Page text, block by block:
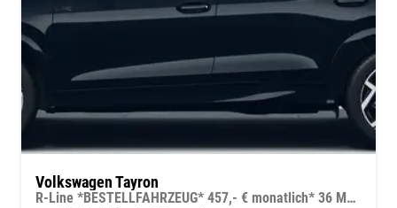
Volkswagen Tayron
R-Line *BESTELLFAHRZEUG* 457,- € monatlich* 36 Monate* Ohne Kilometerbegrenzung*